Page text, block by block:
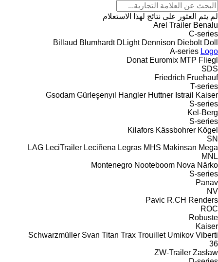
لم يتم العثور على نتائج لهذا الاستعلام
Arel Trailer Benalu
C-series
Billaud Blumhardt DLight Dennison Diebolt Doll
A-series Logo
Donat Euromix MTP Fliegl
SDS
Friedrich Fruehauf
T-series
Gsodam Gürleşenyıl Hangler Huttner Istrail
Kaiser
S-series
Kel-Berg
S-series
Kilafors Kässbohrer Kögel
SN
LAG LeciTrailer Leciñena Legras MHS Makinsan Mega
MNL
Montenegro Nooteboom Nova Närko
S-series
Panav
NV
Pavic R.CH Renders
ROC
Robuste
Kaiser
Schwarzmüller Svan Titan Trax Trouillet Umikov Viberti
36
ZW-Trailer Zasław